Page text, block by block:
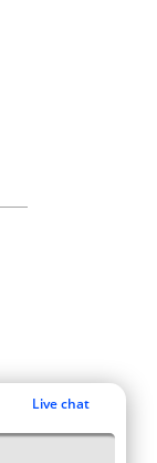
Live chat